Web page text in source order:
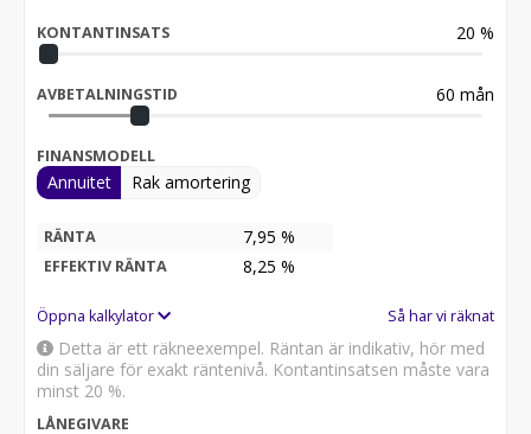
KONTANTINSATS 20 %
AVBETALNINGSTID 60 mån
FINANSMODELL
Annuitet Rak amortering
RÄNTA 7,95 %
EFFEKTIV RÄNTA 8,25 %
Öppna kalkylator Så har vi räknat
Detta är ett räkneexempel. Räntan är indikativ, hör med
din säljare för exakt räntenivå. Kontantinsatsen måste vara
minst 20 %.
LÅNEGIVARE